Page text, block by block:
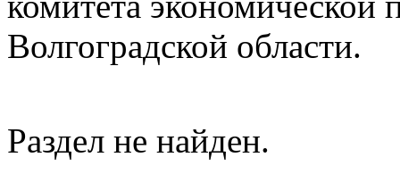
Волгоградской области.
Раздел не найден.